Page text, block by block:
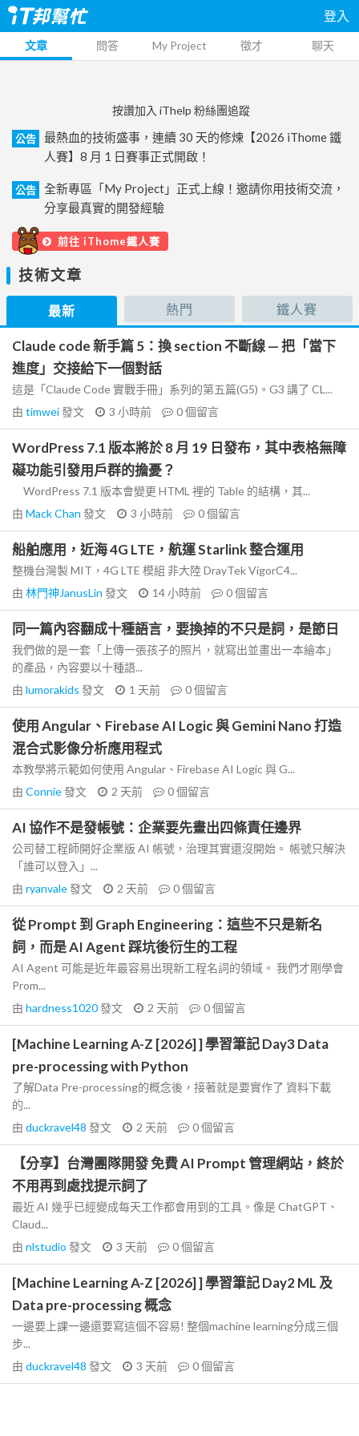
登入
文章 問答 My Project 徵才 聊天
按讚加入 iThelp 粉絲團追蹤
公告
最熱血的技術盛事，連續 30 天的修煉【2026 iThome 鐵
人賽】8 月 1 日賽事正式開啟！
公告
全新專區「My Project」正式上線！邀請你用技術交流，
分享最真實的開發經驗
前往 iThome鐵人賽
技術文章
最新 熱門 鐵人賽
Claude code 新手篇 5：換 section 不斷線 — 把「當下
進度」交接給下一個對話
這是「Claude Code 實戰手冊」系列的第五篇(G5)。G3 講了 CL...
由 timwei發文 3 小時前 0個留言
WordPress 7.1 版本將於 8 月 19 日發布，其中表格無障
礙功能引發用戶群的擔憂？
WordPress 7.1 版本會變更 HTML 裡的 Table 的結構，其...
由 Mack Chan 發文 3 小時前 0個留言
船舶應用，近海 4G LTE，航運 Starlink 整合運用
整機台灣製 MIT，4G LTE 模組 非大陸 DrayTek VigorC4...
由 林門神JanusLin 發文 14 小時前 0個留言
同一篇內容翻成十種語言，要換掉的不只是詞，是節日
我們做的是一套「上傳一張孩子的照片，就寫出並畫出一本繪本」
的產品，內容要以十種語...
由 lumorakids 發文 1 天前 0個留言
使用 Angular、Firebase AI Logic 與 Gemini Nano 打造
混合式影像分析應用程式
本教學將示範如何使用 Angular、Firebase AI Logic 與 G...
由 Connie發文 2 天前 0個留言
AI 協作不是發帳號：企業要先畫出四條責任邊界
公司替工程師開好企業版 AI 帳號，治理其實還沒開始。 帳號只解決
「誰可以登入」...
由 ryanvale發文 2 天前 0個留言
從 Prompt 到 Graph Engineering：這些不只是新名
詞，而是 AI Agent 踩坑後衍生的工程
AI Agent 可能是近年最容易出現新工程名詞的領域。 我們才剛學會
Prom...
由 hardness1020發文 2 天前 0個留言
[Machine Learning A-Z [2026] ] 學習筆記 Day3 Data
pre-processing with Python
了解Data Pre-processing的概念後，接著就是要實作了 資料下載
的...
由 duckravel48 發文 2 天前 0個留言
【分享】台灣團隊開發 免費 AI Prompt 管理網站，終於
不用再到處找提示詞了
最近 AI 幾乎已經變成每天工作都會用到的工具。像是 ChatGPT、
Claud...
由 nlstudio 發文 3 天前 0個留言
[Machine Learning A-Z [2026] ] 學習筆記 Day2 ML 及
Data pre-processing 概念
一邊要上課一邊還要寫這個不容易! 整個machine learning分成三個
步...
由 duckravel48 發文 3 天前 0個留言